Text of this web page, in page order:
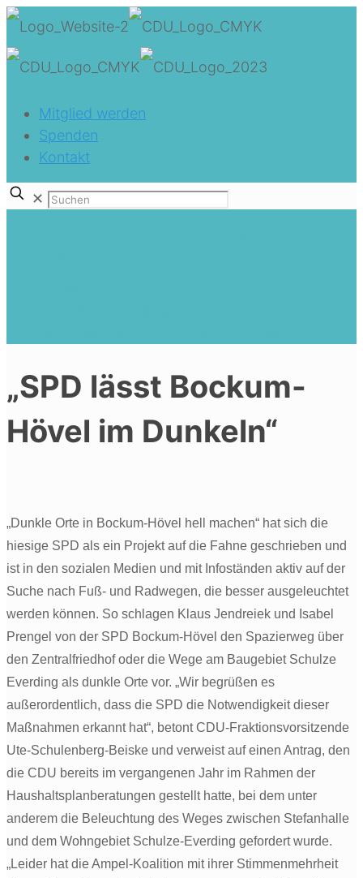
Mitglied werden
Spenden
Kontakt
✕
„SPD lässt Bockum-
Hövel im Dunkeln“
„Dunkle Orte in Bockum-Hövel hell machen“ hat sich die
hiesige SPD als ein Projekt auf die Fahne geschrieben und
ist in den sozialen Medien und mit Infoständen aktiv auf der
Suche nach Fuß- und Radwegen, die besser ausgeleuchtet
werden können. So schlagen Klaus Jendreiek und Isabel
Prengel von der SPD Bockum-Hövel den Spazierweg über
den Zentralfriedhof oder die Wege am Baugebiet Schulze
Everding als dunkle Orte vor. „Wir begrüßen es
außerordentlich, dass die SPD die Notwendigkeit dieser
Maßnahmen erkannt hat“, betont CDU-Fraktionsvorsitzende
Ute-Schulenberg-Beiske und verweist auf einen Antrag, den
die CDU bereits im vergangenen Jahr im Rahmen der
Haushaltsplanberatungen gestellt hatte, bei dem unter
anderem die Beleuchtung des Weges zwischen Stefanhalle
und dem Wohngebiet Schulze-Everding gefordert wurde.
„Leider hat die Ampel-Koalition mit ihrer Stimmenmehrheit